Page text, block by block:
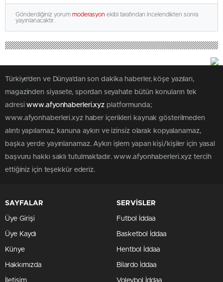
Gönderdiğiniz yorum moderasyon ekibi tarafından incelendikten sonra
yayınlanacaktır.
Türkiye'den ve Dünya’dan son dakika haberler, köşe yazıları,
magazinden siyasete, spordan seyahate bütün konuların tek
adresiwww.afyonhaberleri.xyz platformunda;
www.afyonhaberleri.xyz haber içerikleri kaynak gösterilmeden
alıntı yapılamaz, kanuna aykırı ve izinsiz olarak kopyalanamaz,
başka yerde yayınlanamaz. Aykırı işlem yapan kişi/kişiler için yasal
başvuru hakkı saklı tutulmaktadır. www.afyonhaberleri.xyz tercih
ettiğiniz için teşekkür ederiz.
SAYFALAR
Üye Girişi
Üye Kaydı
Künye
Hakkımızda
İletişim
SERVİSLER
Futbol İddaa
Basketbol İddaa
Hentbol İddaa
Bilardo İddaa
Voleybol İddaa